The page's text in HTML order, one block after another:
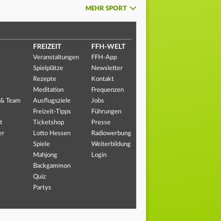
MEHR SPORT
Team
FREIZEIT
Veranstaltungen
Spielplätze
Rezepte
Meditation
Ausflugsziele
Freizeit-Tipps
Ticketshop
Lotto Hessen
Spiele
Mahjong
Backgammon
Quiz
Partys
FFH-WELT
FFH-App
Newsletter
Kontakt
Frequenzen
Jobs
Führungen
Presse
Radiowerbung
Weiterbildung
Login